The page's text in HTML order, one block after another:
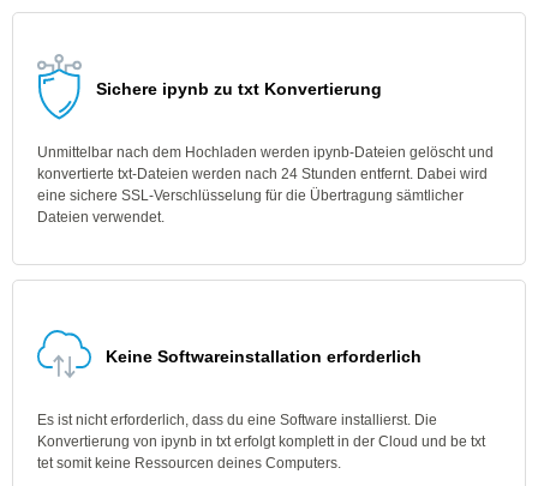
Sichere ipynb zu txt Konvertierung
Unmittelbar nach dem Hochladen werden ipynb-Dateien gelöscht und
konvertierte txt-Dateien werden nach 24 Stunden entfernt. Dabei wird
eine sichere SSL-Verschlüsselung für die Übertragung sämtlicher
Dateien verwendet.
Keine Softwareinstallation erforderlich
Es ist nicht erforderlich, dass du eine Software installierst. Die
Konvertierung von ipynb in txt erfolgt komplett in der Cloud und be txt
tet somit keine Ressourcen deines Computers.